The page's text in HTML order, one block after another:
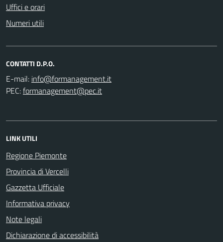
Uffici e orari
Numeri utili
CONTATTI D.P.O.
E-mail:
PEC:
LINK UTILI
Regione Piemonte
Provincia di Vercelli
Gazzetta Ufficiale
Informativa privacy
Note legali
Dichiarazione di accessibilità